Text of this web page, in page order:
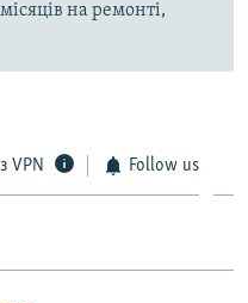
на ремонті,
VPN Follow us